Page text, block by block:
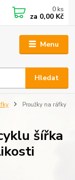
Menu
Hledat
0 ks
za 0,00 Kč
Proužky na ráfky
šířka